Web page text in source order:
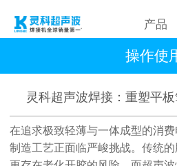
产品
操作使
灵科超声波焊接：重塑平
在追求极致轻薄与一体成型的消
制造工艺正面临严峻挑战。传统的